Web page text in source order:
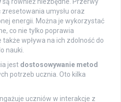
umysłu oraz
energii. Można je wykorzystać
co nie tylko poprawia
wpływa na ich zdolność do
nauki.
jest dostosowywanie metod
potrzeb ucznia. Oto kilka
uczniów w interakcje z